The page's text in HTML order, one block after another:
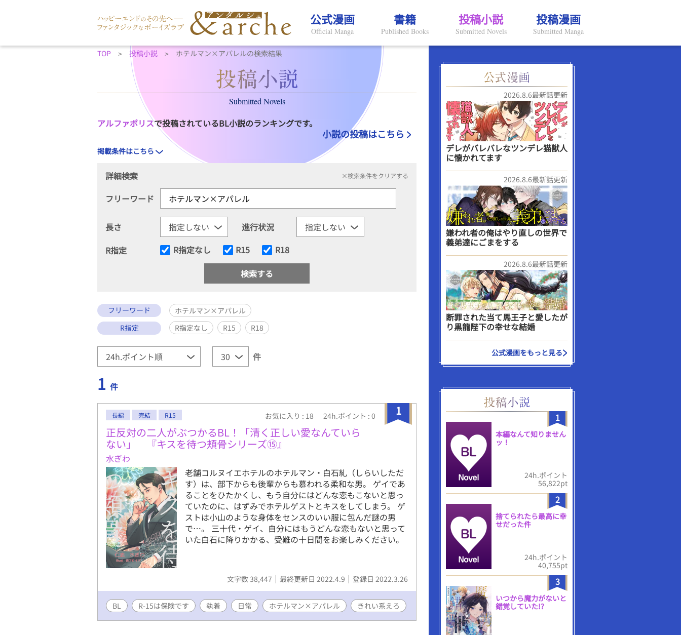
公式漫画
Official Manga
書籍
Published Books
投稿小説
Submitted Novels
投稿漫画
Submitted Manga
TOP 投稿小説 ホテルマン×アパレルの検索結果
Submitted Novels
アルファポリスで投稿されているBL小説のランキングです。
小説の投稿はこちら
掲載条件はこちら
詳細検索 ×検索条件をクリアする
フリーワード
長さ
進行状況
R指定
R指定なし R15 R18
フリーワード
ホテルマン×アパレル
R指定
R指定なし R15 R18
件
1 件
1
長編 完結 R15 お気に入り : 18 24h.ポイント : 0
正反対の二人がぶつかるBL！「清く正しい愛なんていら
ない」 『キスを待つ頬骨シリーズ⑮』
水ぎわ
老舗コルヌイエホテルのホテルマン・白石糺（しらいしただ
す）は、部下からも後輩からも慕われる柔和な男。 ゲイであ
ることをひたかくし、もう自分にはどんな恋もこないと思っ
ていたのに、はずみでホテルゲストとキスをしてしまう。 ゲ
ストは小山のような身体をセンスのいい服に包んだ謎の男
で…。 三十代・ゲイ、自分にはもうどんな恋もないと思って
いた白石に降りかかる、受難の十日間をお楽しみください。
文字数 38,447 最終更新日 2022.4.9 登録日 2022.3.26
BL R-15は保険です 執着 日常 ホテルマン×アパレル きれい系えろ
2026.8.6最新話更新
デレがバレバレなツンデレ猫獣人
に懐かれてます
2026.8.6最新話更新
嫌われ者の俺はやり直しの世界で
義弟達にごまをする
2026.8.6最新話更新
断罪された当て馬王子と愛したが
り黒龍陛下の幸せな結婚
公式漫画をもっと見る
1
本編なんて知りません
ッ！
24h.ポイント
56,822pt
2
捨てられたら最高に幸
せだった件
24h.ポイント
40,755pt
3
いつから魔力がないと
錯覚していた!?